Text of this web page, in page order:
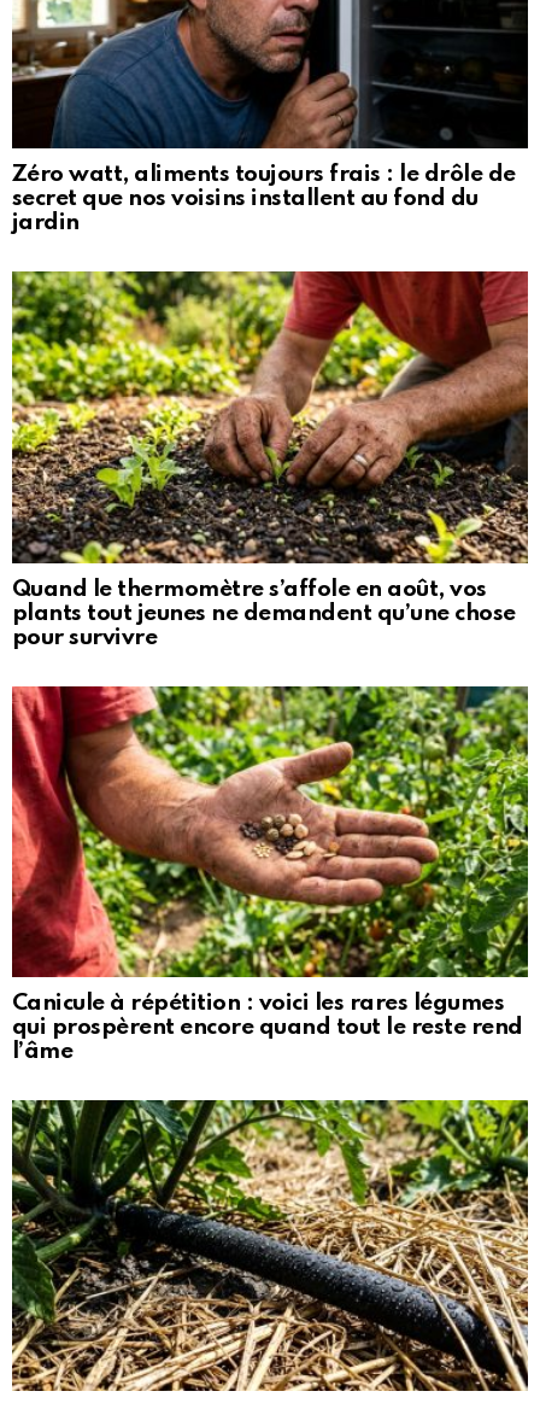
Zéro watt, aliments toujours frais : le drôle de
secret que nos voisins installent au fond du
jardin
Quand le thermomètre s’affole en août, vos
plants tout jeunes ne demandent qu’une chose
pour survivre
Canicule à répétition : voici les rares légumes
qui prospèrent encore quand tout le reste rend
l’âme